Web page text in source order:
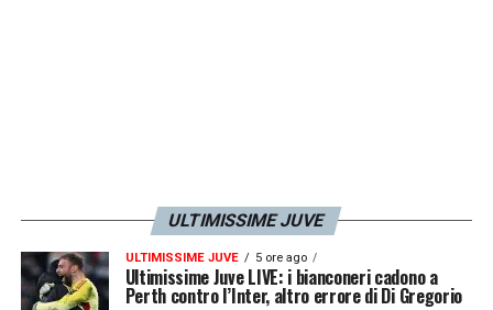
ULTIMISSIME JUVE
ULTIMISSIME JUVE 5 ore ago
Ultimissime Juve LIVE: i bianconeri cadono a
Perth contro l’Inter, altro errore di Di Gregorio